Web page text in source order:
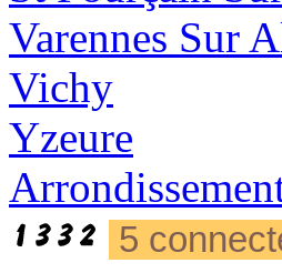
Varennes Sur
Vichy
Yzeure
5